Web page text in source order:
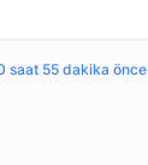
saat 55 dakika önce